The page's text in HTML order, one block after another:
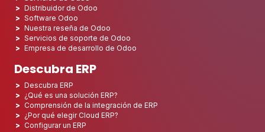
Distribuidor de Odoo
Software Odoo
Nuestra reseña de Odoo
Servicios de soporte de Odoo
Empresa de desarrollo de Odoo
Descubra ERP
Descubra ERP
¿Qué es una solución ERP?
Comprensión de la integración de ERP
¿Por qué elegir Cloud ERP?
Configurar un ERP